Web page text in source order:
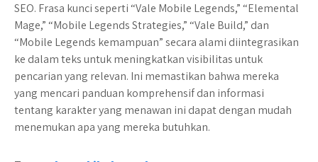
SEO. Frasa kunci seperti “Vale Mobile Legends,” “Elemental
Mage,” “Mobile Legends Strategies,” “Vale Build,” dan
“Mobile Legends kemampuan” secara alami diintegrasikan
ke dalam teks untuk meningkatkan visibilitas untuk
pencarian yang relevan. Ini memastikan bahwa mereka
yang mencari panduan komprehensif dan informasi
tentang karakter yang menawan ini dapat dengan mudah
menemukan apa yang mereka butuhkan.